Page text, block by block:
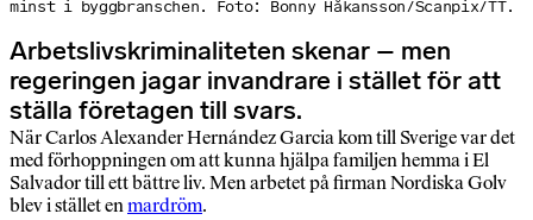
minst i byggbranschen. Foto: Bonny Håkansson/Scanpix/TT.
Arbetslivskriminaliteten skenar – men
regeringen jagar invandrare i stället för att
ställa företagen till svars.
När Carlos Alexander Hernández Garcia kom till Sverige var det
med förhoppningen om att kunna hjälpa familjen hemma i El
Salvador till ett bättre liv. Men arbetet på firman Nordiska Golv
blev i stället enmardröm.